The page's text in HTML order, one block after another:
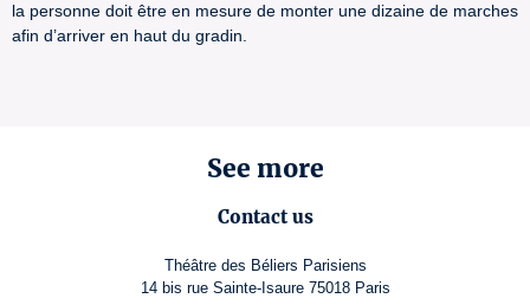
la personne doit être en mesure de monter une dizaine de marches
afin d’arriver en haut du gradin.
See more
Contact us
Théâtre des Béliers Parisiens
14 bis rue Sainte-Isaure 75018 Paris